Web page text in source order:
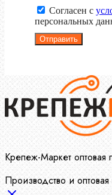
Согласен с
персональных
Отправить
Крепеж-Маркет
Производство и